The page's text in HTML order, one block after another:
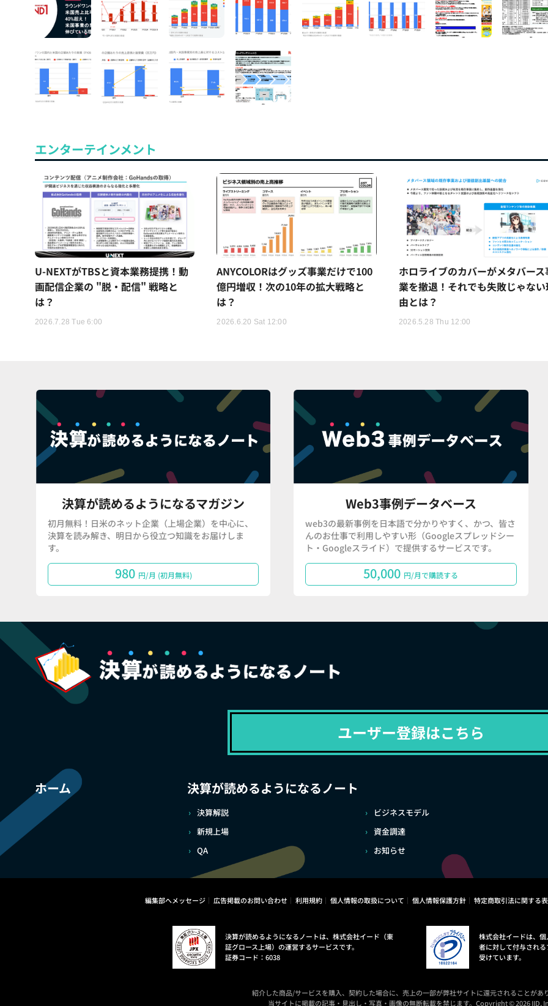
エンターテインメント
U-NEXTがTBSと資本業務提携！動
画配信企業の "脱・配信" 戦略と
は？
2026.7.28 Tue 6:00
ANYCOLORはグッズ事業だけで100
億円増収！次の10年の拡大戦略と
は？
2026.6.20 Sat 12:00
ホロライブのカバーがメタバース
業を撤退！それでも失敗じゃな
由とは？
2026.5.28 Thu 12:00
決算が読めるようになるマガジン
初月無料！日米のネット企業（上場企業）を中心に、
決算を読み解き、明日から役立つ知識をお届けしま
す。
980 円/月 (初月無料)
Web3事例データベース
web3の最新事例を日本語で分かりやすく、かつ、皆さ
んのお仕事で利用しやすい形（Googleスプレッドシー
ト・Googleスライド）で提供するサービスです。
50,000 円/月で購読する
ユーザー登録はこちら
ホーム 決算が読めるようになるノート
決算解説
ビジネスモデル
新規上場
資金調達
QA
お知らせ
編集部へメッセージ 広告掲載のお問い合わせ 利用規約 個人情報の取扱について 個人情報保護方針 特定商取引法に関する
決算が読めるようになるノートは、株式会社イード（東
証グロース上場）の運営するサービスです。
証券コード：6038
株式会社イードは、
者に対して付与され
受けています。
紹介した商品/サービスを購入、契約した場合に、売上の一部が弊社サイトに還元されることがあ
当サイトに掲載の記事・見出し・写真・画像の無断転載を禁じます。Copyright © 2026 IID,